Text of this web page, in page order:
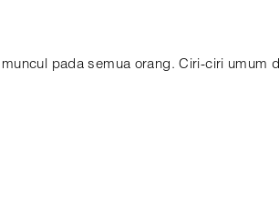
pada semua orang. Ciri-ciri umum